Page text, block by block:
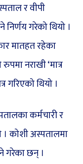
र वीपी
निर्णय गरेको थियो ।
मातहत रहेका
नराखी ‘मात्र
गरिएको थियो ।
कर्मचारी र
। कोशी अस्पतालमा
गरेका छन् ।